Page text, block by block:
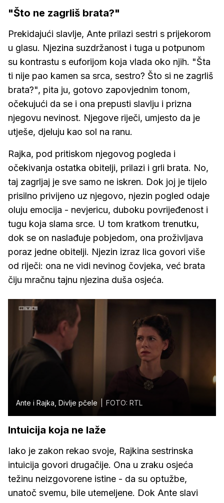
"Što ne zagrliš brata?"
Prekidajući slavlje, Ante prilazi sestri s prijekorom
u glasu. Njezina suzdržanost i tuga u potpunom
su kontrastu s euforijom koja vlada oko njih. "Šta
ti nije pao kamen sa srca, sestro? Što si ne zagrliš
brata?", pita ju, gotovo zapovjednim tonom,
očekujući da se i ona prepusti slavlju i prizna
njegovu nevinost. Njegove riječi, umjesto da je
utješe, djeluju kao sol na ranu.
Rajka, pod pritiskom njegovog pogleda i
očekivanja ostatka obitelji, prilazi i grli brata. No,
taj zagrljaj je sve samo ne iskren. Dok joj je tijelo
prisilno privijeno uz njegovo, njezin pogled odaje
oluju emocija - nevjericu, duboku povrijeđenost i
tugu koja slama srce. U tom kratkom trenutku,
dok se on naslađuje pobjedom, ona proživljava
poraz jedne obitelji. Njezin izraz lica govori više
od riječi: ona ne vidi nevinog čovjeka, već brata
čiju mračnu tajnu njezina duša osjeća.
Ante i Rajka, Divlje pčele FOTO: RTL
Intuicija koja ne laže
Iako je zakon rekao svoje, Rajkina sestrinska
intuicija govori drugačije. Ona u zraku osjeća
težinu neizgovorene istine - da su optužbe,
unatoč svemu, bile utemeljene. Dok Ante slavi